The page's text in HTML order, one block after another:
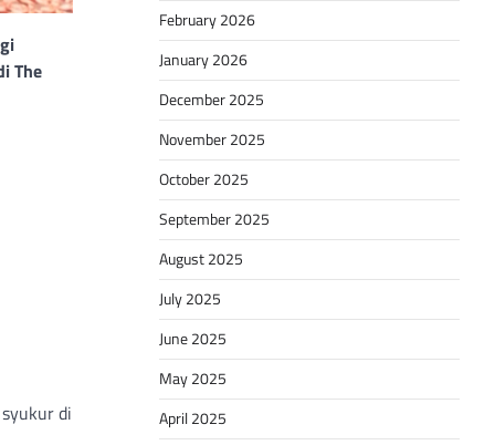
The
di
February 2026
January 2026
December 2025
November 2025
October 2025
September 2025
August 2025
July 2025
June 2025
May 2025
April 2025